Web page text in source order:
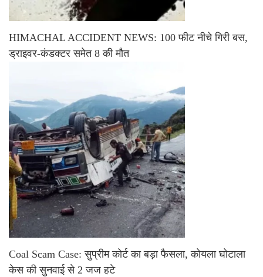
HIMACHAL ACCIDENT NEWS: 100 फीट नीचे गिरी बस,
ड्राइवर-कंडक्टर समेत 8 की मौत
Coal Scam Case: सुप्रीम कोर्ट का बड़ा फैसला, कोयला घोटाला
केस की सुनवाई से 2 जज हटे